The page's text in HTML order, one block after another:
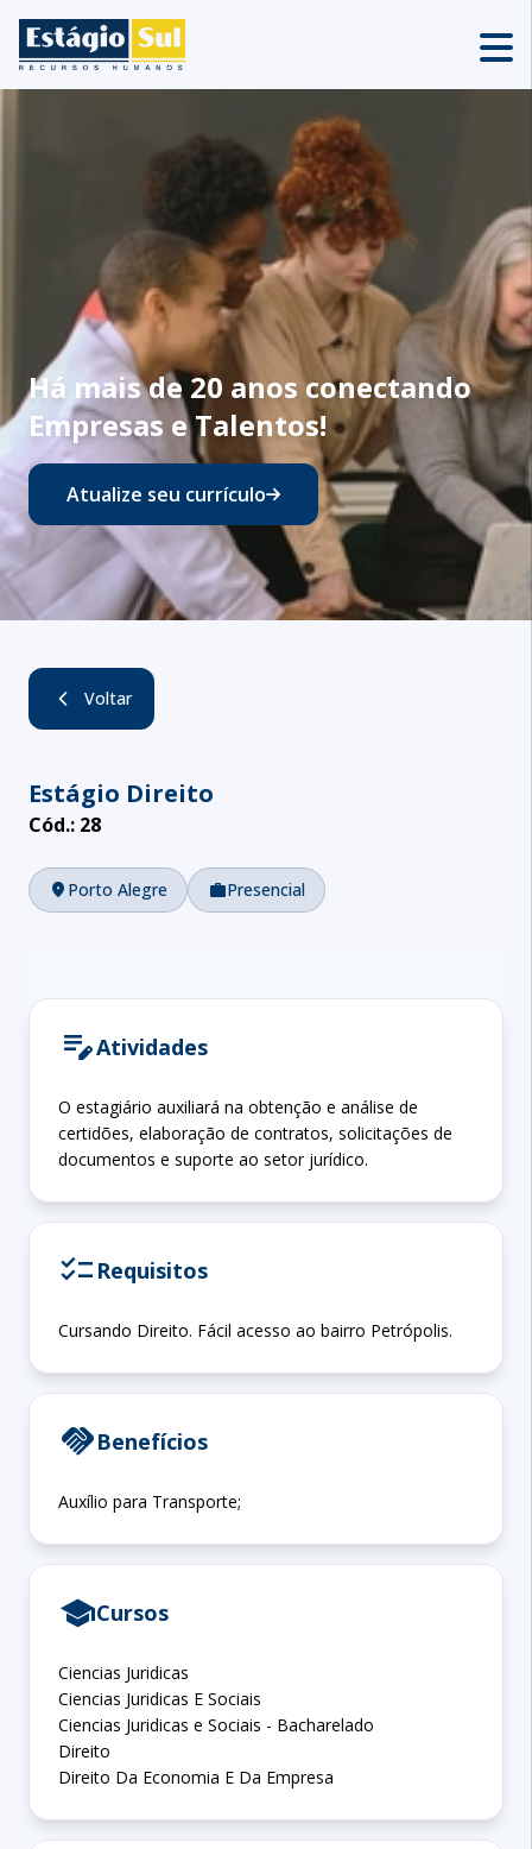
Há mais de 20 anos conectando
Empresas e Talentos!
Atualize seu currículo
Voltar
Estágio Direito
Cód.: 28
location_on Porto Alegre workPresencial
edit_noteAtividades
O estagiário auxiliará na obtenção e análise de
certidões, elaboração de contratos, solicitações de
documentos e suporte ao setor jurídico.
checklist Requisitos
Cursando Direito. Fácil acesso ao bairro Petrópolis.
handshakeBenefícios
Auxílio para Transporte;
schoolCursos
Ciencias Juridicas
Ciencias Juridicas E Sociais
Ciencias Juridicas e Sociais - Bacharelado
Direito
Direito Da Economia E Da Empresa